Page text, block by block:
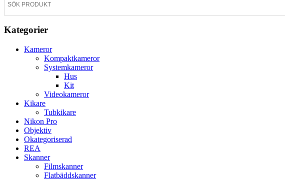
Kategorier
Kameror
Kompaktkameror
Systemkameror
Hus
Kit
Videokameror
Kikare
Tubkikare
Nikon Pro
Objektiv
Okategoriserad
REA
Skanner
Filmskanner
Flatbäddskanner